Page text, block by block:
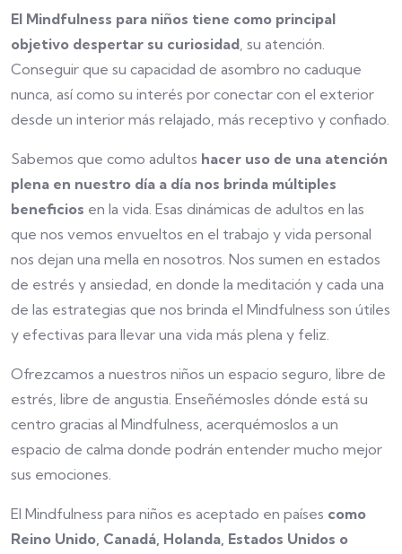
El Mindfulness para niños tiene como principal
objetivo despertar su curiosidad, su atención.
Conseguir que su capacidad de asombro no caduque
nunca, así como su interés por conectar con el exterior
desde un interior más relajado, más receptivo y confiado.
Sabemos que como adultos hacer uso de una atención
plena en nuestro día a día nos brinda múltiples
beneficios en la vida. Esas dinámicas de adultos en las
que nos vemos envueltos en el trabajo y vida personal
nos dejan una mella en nosotros. Nos sumen en estados
de estrés y ansiedad, en donde la meditación y cada una
de las estrategias que nos brinda el Mindfulness son útiles
y efectivas para llevar una vida más plena y feliz.
Ofrezcamos a nuestros niños un espacio seguro, libre de
estrés, libre de angustia. Enseñémosles dónde está su
centro gracias al Mindfulness, acerquémoslos a un
espacio de calma donde podrán entender mucho mejor
sus emociones.
El Mindfulness para niños es aceptado en países como
Reino Unido, Canadá, Holanda, Estados Unidos o